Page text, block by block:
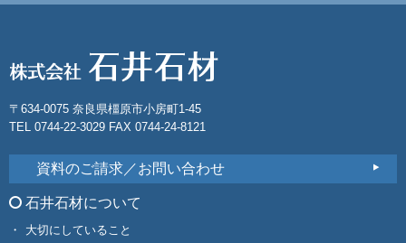
〒634-0075 奈良県橿原市小房町1-45
TEL 0744-22-3029 FAX 0744-24-8121
資料のご請求／お問い合わせ
石井石材について
大切にしていること